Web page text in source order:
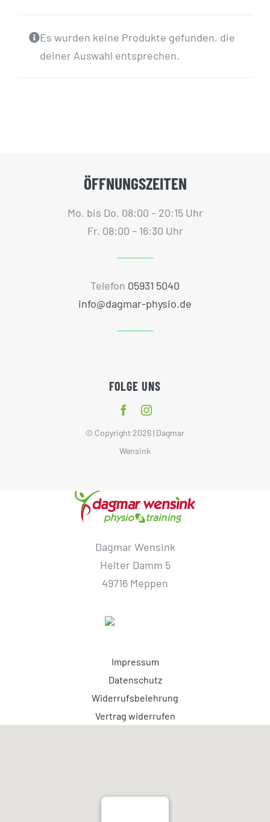
KONTAKT
Es wurden keine Produkte gefunden, die
deiner Auswahl entsprechen.
ÖFFNUNGSZEITEN
Mo. bis Do. 08:00 – 20:15 Uhr
Fr. 08:00 – 16:30 Uhr
Telefon 05931 5040
info@dagmar-physio.de
FOLGE UNS
© Copyright 2026 | Dagmar
Wensink
Dagmar Wensink
Helter Damm 5
49716 Meppen
Impressum
Datenschutz
Widerrufsbelehrung
Vertrag widerrufen